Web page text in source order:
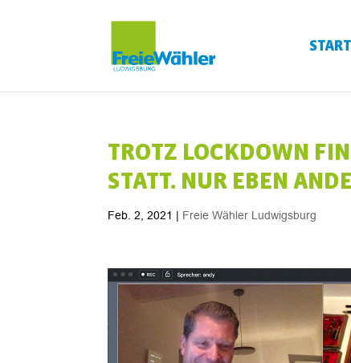
START
TROTZ LOCKDOWN
STATT. NUR EBEN
Feb. 2, 2021 | Freie Wähler Ludwigsburg